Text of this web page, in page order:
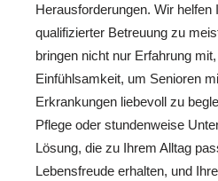
Herausforderungen. Wir helfen
qualifizierter Betreuung zu
bringen nicht nur Erfahrung
Einfühlsamkeit, um Senioren
Erkrankungen liebevoll zu
Pflege oder stundenweise
Lösung, die zu Ihrem Alltag
Lebensfreude erhalten, und